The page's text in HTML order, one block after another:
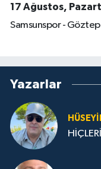
17 Ağustos,
Samsunspor -
Yazarlar